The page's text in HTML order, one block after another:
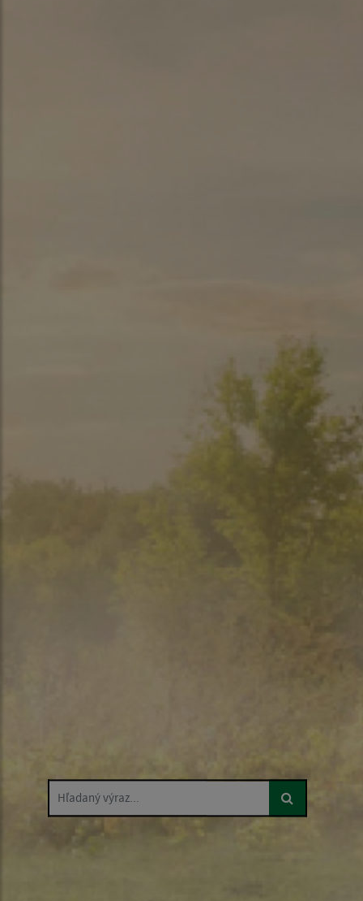
Hľadaný výraz...